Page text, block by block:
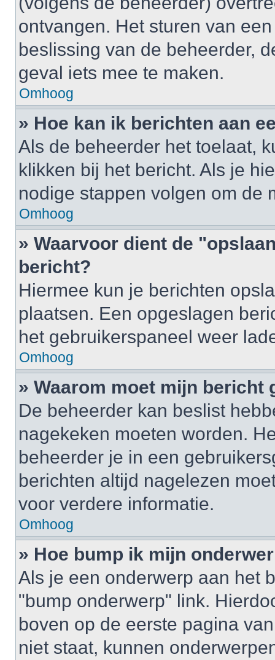
ontvangen. Het sturen van
beslissing van de beheerder,
geval iets mee te maken.
Omhoog
» Hoe kan ik berichten aan
Als de beheerder het toelaat,
klikken bij het bericht. Als je
nodige stappen volgen om de
Omhoog
» Waarvoor dient de
bericht?
Hiermee kun je berichten
plaatsen. Een opgeslagen
het gebruikerspaneel weer
Omhoog
» Waarom moet mijn bericht
De beheerder kan beslist
nagekeken moeten worden.
beheerder je in een
berichten altijd nagelezen
voor verdere informatie.
Omhoog
» Hoe bump ik mijn
Als je een onderwerp aan het
"bump onderwerp" link.
boven op de eerste pagina
niet staat, kunnen